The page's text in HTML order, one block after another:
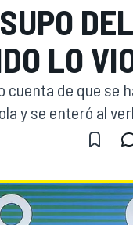
LO
de que se
y se enteró al